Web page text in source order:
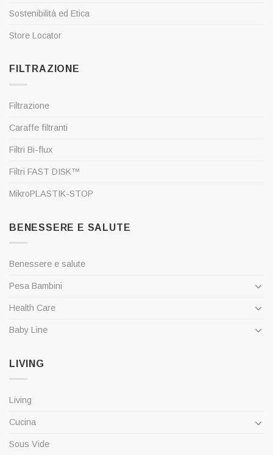
Sostenibilità ed Etica
Store Locator
FILTRAZIONE
Filtrazione
Caraffe filtranti
Filtri Bi-flux
Filtri FAST DISK™
MikroPLASTIK-STOP
BENESSERE E SALUTE
Benessere e salute
Pesa Bambini
Health Care
Baby Line
LIVING
Living
Cucina
Sous Vide